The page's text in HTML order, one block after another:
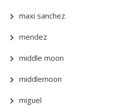
maxi sanchez
mendez
middle moon
middlemoon
miguel